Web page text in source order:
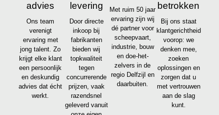
advies
Ons team
verenigt
ervaring met
jong talent. Zo
krijgt elke klant
een persoonlijk
en deskundig
advies dat écht
werkt.
levering
Door directe
inkoop bij
fabrikanten
bieden wij
topkwaliteit
tegen
concurrerende
prijzen, vaak
razendsnel
geleverd vanuit
Met ruim 50 jaar
ervaring zijn wij
dé partner voor
scheepvaart,
industrie, bouw
en doe-het-
zelvers in de
regio Delfzijl en
daarbuiten.
betrokken
Bij ons staat
klantgerichtheid
voorop: we
denken mee,
zoeken
oplossingen en
zorgen dat u
met vertrouwen
aan de slag
kunt.